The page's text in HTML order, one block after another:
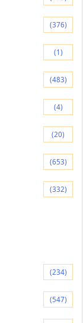
(376)
(1)
(483)
(4)
(20)
(653)
(332)
(234)
(547)